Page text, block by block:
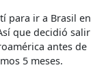
para ir a Brasil en
que decidió salir
antes de
5 meses.